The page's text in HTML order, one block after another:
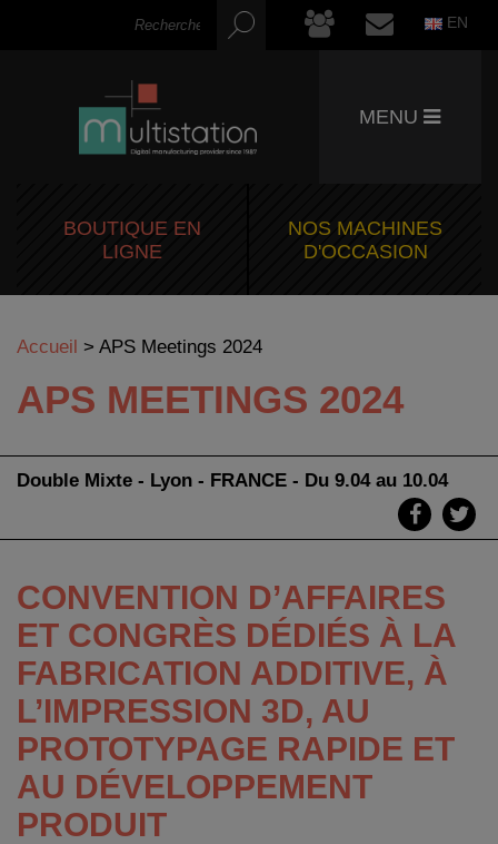
EN
MENU
BOUTIQUE EN
LIGNE
NOS MACHINES
D'OCCASION
Accueil > APS Meetings 2024
APS MEETINGS 2024
Double Mixte - Lyon - FRANCE - Du 9.04 au 10.04
CONVENTION D’AFFAIRES
ET CONGRÈS DÉDIÉS À LA
FABRICATION ADDITIVE, À
L’IMPRESSION 3D, AU
PROTOTYPAGE RAPIDE ET
AU DÉVELOPPEMENT
PRODUIT